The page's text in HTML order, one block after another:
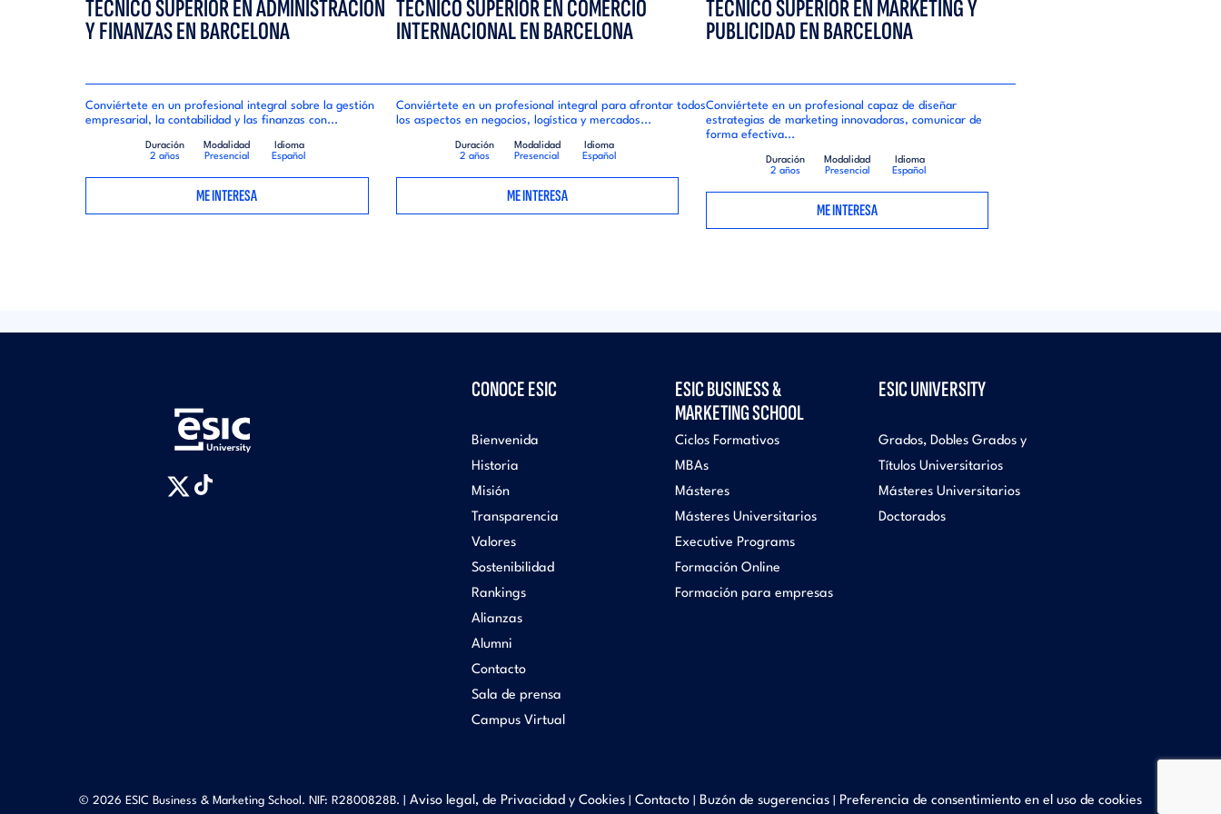
TÉCNICO SUPERIOR EN ADMINISTRACION
Y FINANZAS EN BARCELONA
Conviértete en un profesional integral sobre la gestión
empresarial, la contabilidad y las finanzas con...
Duración
2 años
Modalidad
Presencial
Idioma
Español
ME INTERESA
TÉCNICO SUPERIOR EN COMERCIO
INTERNACIONAL EN BARCELONA
Conviértete en un profesional integral para afrontar todos
los aspectos en negocios, logística y mercados...
Duración
2 años
Modalidad
Presencial
Idioma
Español
ME INTERESA
TÉCNICO SUPERIOR EN MARKETING Y
PUBLICIDAD EN BARCELONA
Conviértete en un profesional capaz de diseñar
estrategias de marketing innovadoras, comunicar de
forma efectiva...
Duración
2 años
Modalidad
Presencial
Idioma
Español
ME INTERESA
CONOCE ESIC
Bienvenida
Historia
Misión
Transparencia
Valores
Sostenibilidad
Rankings
Alianzas
Alumni
Contacto
Sala de prensa
Campus Virtual
ESIC BUSINESS &
MARKETING SCHOOL
Ciclos Formativos
MBAs
Másteres
Másteres Universitarios
Executive Programs
Formación Online
Formación para empresas
ESIC UNIVERSITY
Grados, Dobles Grados y
Títulos Universitarios
Másteres Universitarios
Doctorados
© 2026 ESIC Business & Marketing School. NIF: R2800828B. | Aviso legal, de Privacidad y Cookies Contacto Buzón de sugerencias Preferencia de consentimiento en el uso de cookies